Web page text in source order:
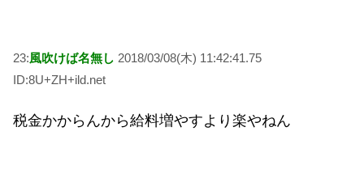
23:風吹けば名無し 2018/03/08(木) 11:42:41.75
ID:8U+ZH+ild.net
税金かからんから給料増やすより楽やねん